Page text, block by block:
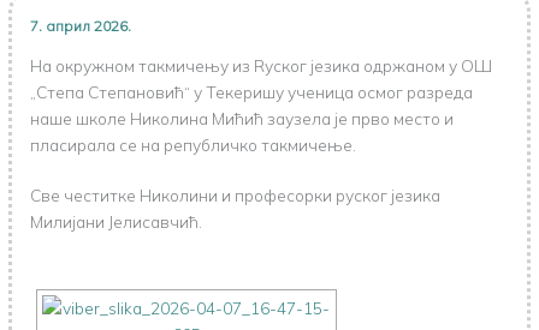
7. април 2026.
На окружном такмичењу из Rуског језика одржаном у ОШ
„Степа Степановић“ у Текеришу ученица осмог разреда
наше школе Николина Мићић заузела је прво место и
пласирала се на републичко такмичење.
Све честитке Николини и професорки руског језика
Милијани Јелисавчић.